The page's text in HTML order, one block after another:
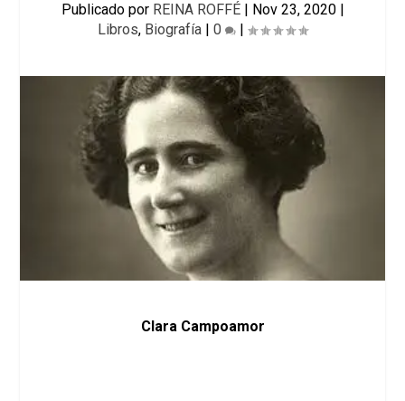
Publicado por REINA ROFFÉ| Nov 23, 2020|
Libros, Biografía | 0 |
Clara Campoamor